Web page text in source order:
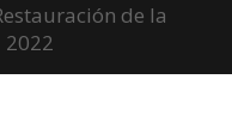
de la